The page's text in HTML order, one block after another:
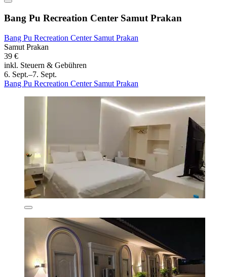
Bang Pu Recreation Center Samut Prakan
Bang Pu Recreation Center Samut Prakan
Samut Prakan
39 €
inkl. Steuern & Gebühren
6. Sept.–7. Sept.
Bang Pu Recreation Center Samut Prakan